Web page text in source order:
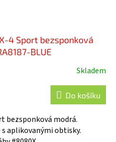
4 Sport bezsponková
BLUE
Skladem
Do košíku
bezsponková modrá.
aplikovanými obtisky.